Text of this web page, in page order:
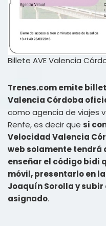
Billete AVE Valencia
Trenes.com emite
Valencia Córdoba
como agencia de viajes
Renfe, es decir que si
Velocidad Valencia
web solamente tendrá
enseñar el código bidi
móvil, presentarlo en
Joaquín Sorolla y
asignado.